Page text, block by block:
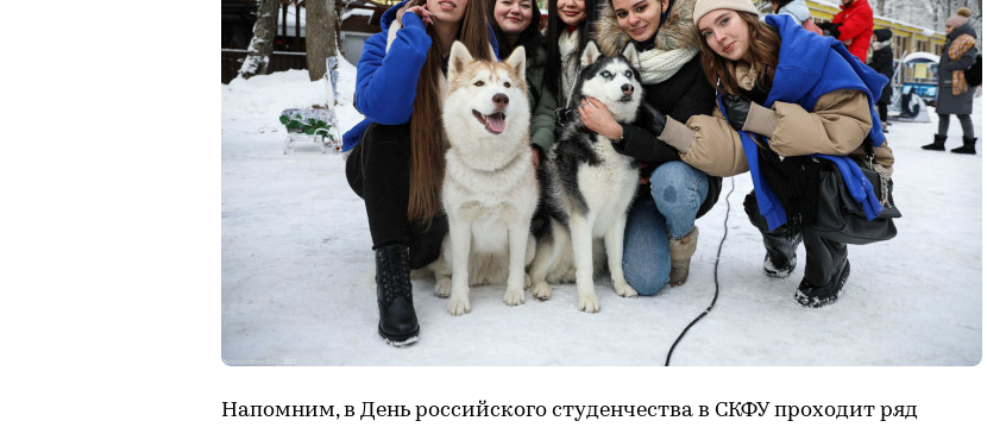
Напомним, в День российского студенчества в СКФУ проходит ряд